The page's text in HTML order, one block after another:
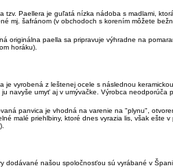
tzv. Paellera je guľatá nízka nádoba s madlami,
mj. šafránom (v obchodoch s korením môžete
originálna paella sa pripravuje výhradne na
horáku).
je vyrobená z leštenej ocele s následnou
ju navyše umyť aj v umývačke. Výrobca neodporúča
panvica je vhodná na varenie na "plynu",
malé priehlbiny, ktoré dnes vyrazia lis, však ešte
dodávané našou spoločnosťou sú vyrábané v